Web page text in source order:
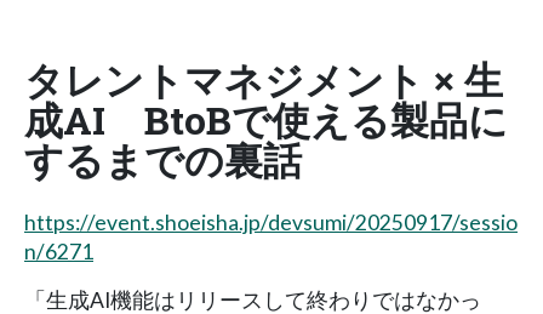
タレントマネジメント × 生
成AI BtoBで使える製品に
するまでの裏話
https://event.shoeisha.jp/devsumi/20250917/sessio
n/6271
「生成AI機能はリリースして終わりではなかっ